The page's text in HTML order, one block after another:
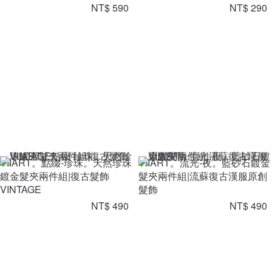
NT$ 590
NT$ 290
VIIART。點綴-珍珠。天然珍珠
鍍金髮夾兩件組|復古髮飾
VINTAGE
NT$ 490
VIIART。流光-夜。藍砂石鍍金
髮夾兩件組|流蘇復古漢服原創
髮飾
NT$ 490